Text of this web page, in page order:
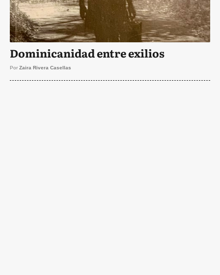
Dominicanidad entre exilios
Por Zaira Rivera Casellas